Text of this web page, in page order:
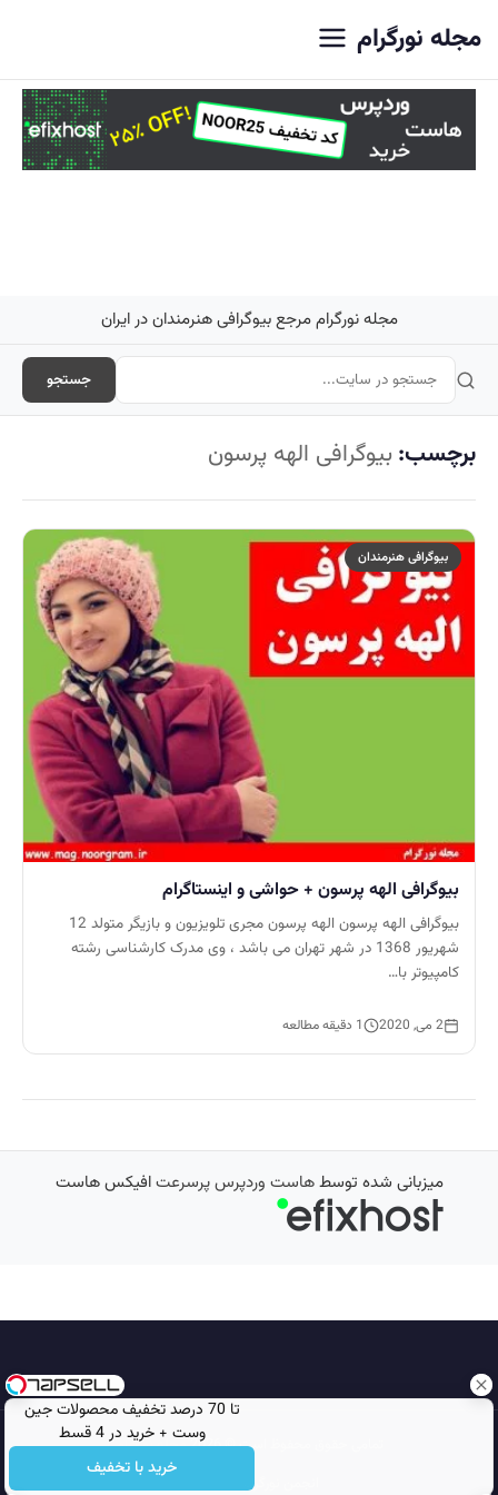
تا 70 درصد تخفیف محصولات جین
وست + خرید در 4 قسط
خرید با تخفیف
مجله نورگرام
مجله نورگرام مرجع بیوگرافی هنرمندان در ایران
جستجو
برچسب: بیوگرافی الهه پرسون
بیوگرافی هنرمندان
بیوگرافی الهه پرسون + حواشی و اینستاگرام
بیوگرافی الهه پرسون الهه پرسون مجری تلویزیون و بازیگر متولد 12
شهریور 1368 در شهر تهران می باشد ، وی مدرک کارشناسی رشته
کامپیوتر با…
2 می, 2020 1 دقیقه مطالعه
میزبانی شده توسطهاست وردپرس پرسرعتافیکس هاست
تمامی حقوق محفوظ است © 2026
مجله نورگرام
انجمن نورگرام